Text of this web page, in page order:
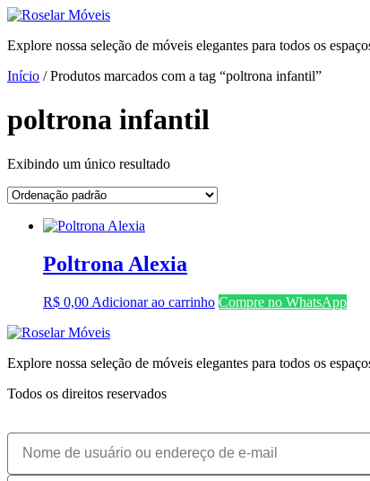
Explore nossa seleção de móveis elegantes para todos os
Início / Produtos marcados com a tag “poltrona infantil”
poltrona infantil
Exibindo um único resultado
Poltrona Alexia
R$ 0,00 Adicionar ao carrinho Compre no WhatsApp
Explore nossa seleção de móveis elegantes para todos os
Todos os direitos reservados